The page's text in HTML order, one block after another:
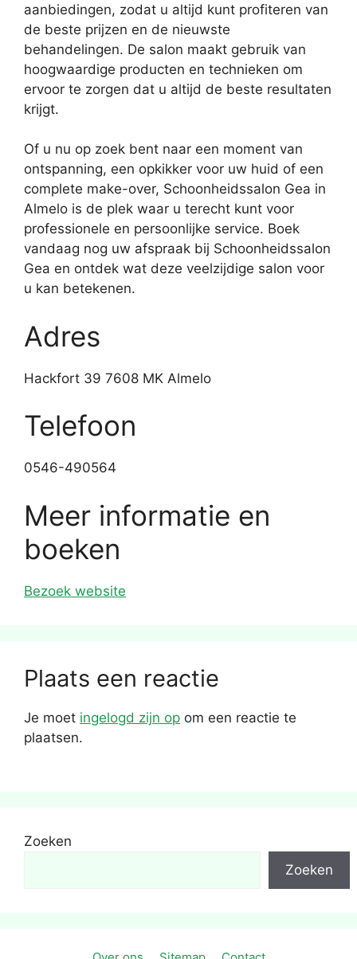
aanbiedingen, zodat u altijd kunt profiteren van
de beste prijzen en de nieuwste
behandelingen. De salon maakt gebruik van
hoogwaardige producten en technieken om
ervoor te zorgen dat u altijd de beste resultaten
krijgt.
Of u nu op zoek bent naar een moment van
ontspanning, een opkikker voor uw huid of een
complete make-over, Schoonheidssalon Gea in
Almelo is de plek waar u terecht kunt voor
professionele en persoonlijke service. Boek
vandaag nog uw afspraak bij Schoonheidssalon
Gea en ontdek wat deze veelzijdige salon voor
u kan betekenen.
Adres
Hackfort 39 7608 MK Almelo
Telefoon
0546-490564
Meer informatie en
boeken
Bezoek website
Plaats een reactie
Je moet ingelogd zijn op om een reactie te
plaatsen.
Zoeken
Zoeken